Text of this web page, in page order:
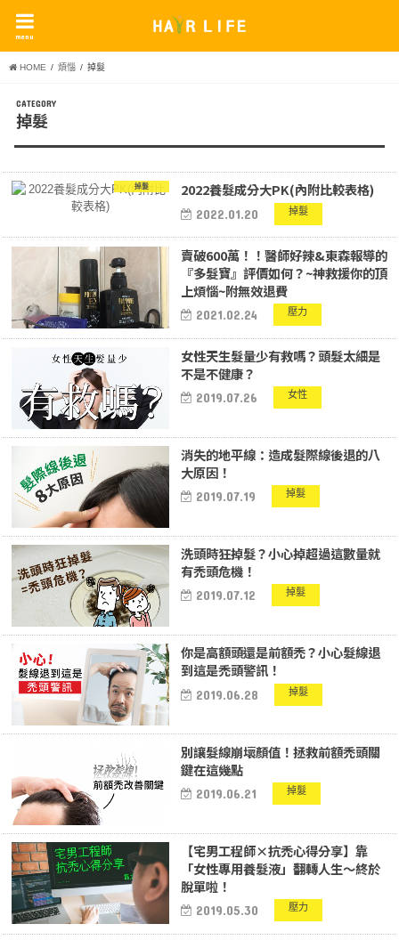
menu
HOME 煩惱 掉髮
掉髮
掉髮 2022養髮成分大PK(內附比較表格)
2022.01.20 掉髮
賣破600萬！！醫師好辣&東森報導的
『多髮寶』評價如何？~神救援你的頂
上煩惱~附無效退費
2021.02.24 壓力
女性天生髮量少有救嗎？頭髮太細是
不是不健康？
2019.07.26 女性
消失的地平線：造成髮際線後退的八
大原因！
2019.07.19 掉髮
洗頭時狂掉髮？小心掉超過這數量就
有禿頭危機！
2019.07.12 掉髮
你是高額頭還是前額禿？小心髮線退
到這是禿頭警訊！
2019.06.28 掉髮
別讓髮線崩壞顏值！拯救前額禿頭關
鍵在這幾點
2019.06.21 掉髮
【宅男工程師×抗禿心得分享】靠
「女性專用養髮液」翻轉人生～終於
脫單啦！
2019.05.30 壓力